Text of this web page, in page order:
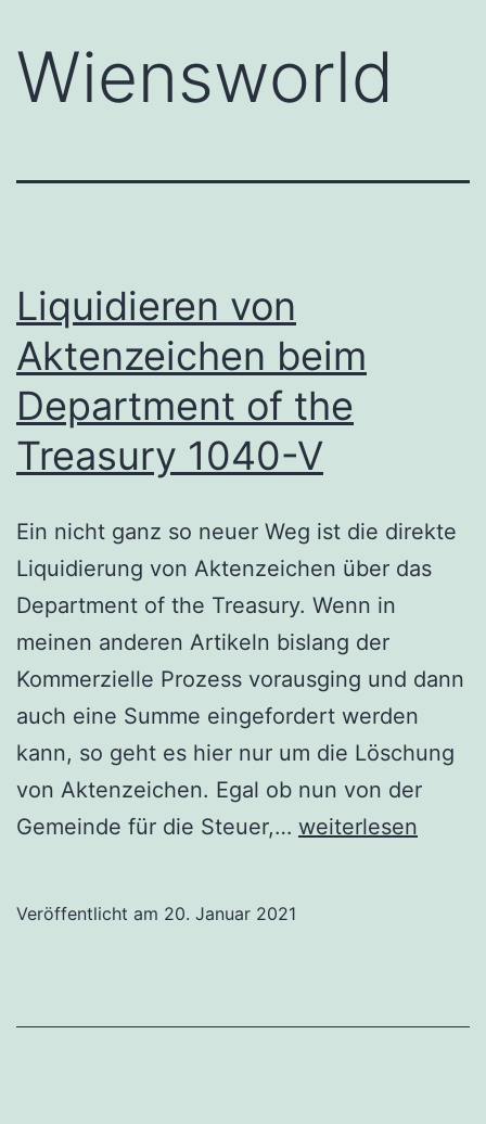
Wiensworld
Liquidieren von
Aktenzeichen beim
Department of the
Treasury 1040-V
Ein nicht ganz so neuer Weg ist die direkte
Liquidierung von Aktenzeichen über das
Department of the Treasury. Wenn in
meinen anderen Artikeln bislang der
Kommerzielle Prozess vorausging und dann
auch eine Summe eingefordert werden
kann, so geht es hier nur um die Löschung
von Aktenzeichen. Egal ob nun von der
Gemeinde für die Steuer,… Liquidieren
weiterlesen
Veröffentlicht am 20. Januar 2021